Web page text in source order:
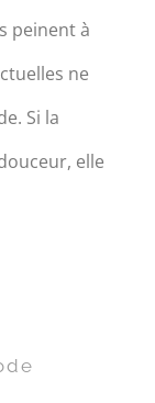
peinent à
ne
Si la
elle